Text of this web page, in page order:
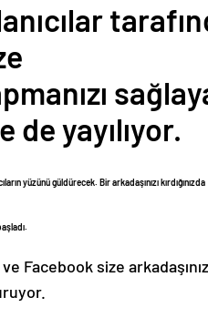
de yayılıyor.
yüzünü güldürecek. Bir arkadaşınızı kırdığınızda
Facebook size